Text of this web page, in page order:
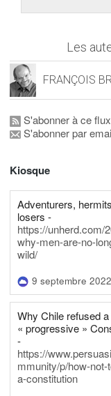
Les
FRANÇOIS
S'abonner à ce flux
S'abonner par
Kiosque
Adventurers,
losers -
https://unherd.com/
why-men-are-no-
wild/
9 septembre 2022
Why Chile refused a
« progressive »
-
https://
mmunity/p/how-not-
a-constitution